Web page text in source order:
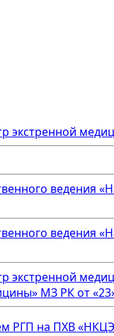
экстренной
ведения
ведения
экстренной
МЗ РК от
РГП на ПХВ